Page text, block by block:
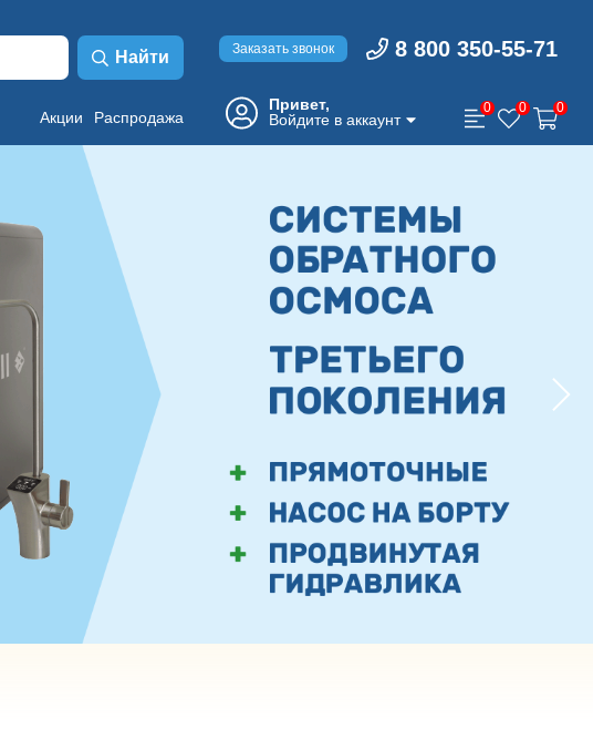
Найти
Акции Распродажа
Заказать звонок 8 800 350-55-71
Привет,
Войдите в аккаунт
0 0 0